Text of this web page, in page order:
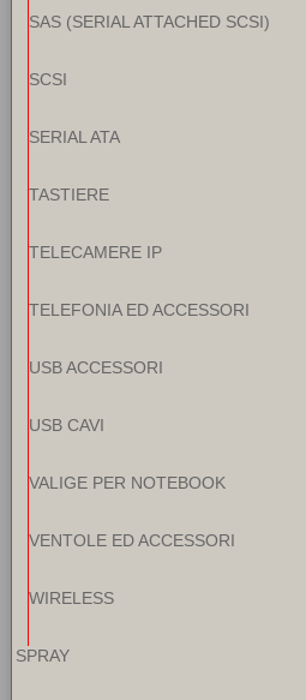
SAS (SERIAL ATTACHED SCSI)
SCSI
SERIAL ATA
TASTIERE
TELECAMERE IP
TELEFONIA ED ACCESSORI
USB ACCESSORI
USB CAVI
VALIGE PER NOTEBOOK
VENTOLE ED ACCESSORI
WIRELESS
SPRAY